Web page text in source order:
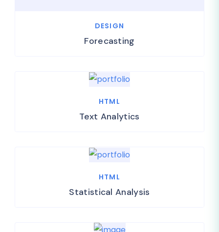
DESIGN
Forecasting
HTML
Text Analytics
HTML
Statistical Analysis